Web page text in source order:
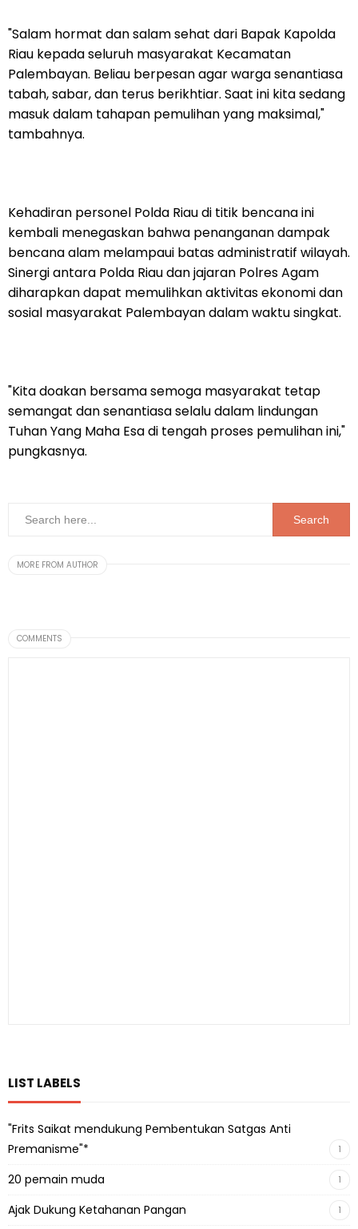
"Salam hormat dan salam sehat dari Bapak Kapolda
Riau kepada seluruh masyarakat Kecamatan
Palembayan. Beliau berpesan agar warga senantiasa
tabah, sabar, dan terus berikhtiar. Saat ini kita sedang
masuk dalam tahapan pemulihan yang maksimal,"
tambahnya.
Kehadiran personel Polda Riau di titik bencana ini
kembali menegaskan bahwa penanganan dampak
bencana alam melampaui batas administratif wilayah.
Sinergi antara Polda Riau dan jajaran Polres Agam
diharapkan dapat memulihkan aktivitas ekonomi dan
sosial masyarakat Palembayan dalam waktu singkat.
"Kita doakan bersama semoga masyarakat tetap
semangat dan senantiasa selalu dalam lindungan
Tuhan Yang Maha Esa di tengah proses pemulihan ini,"
pungkasnya.
MORE FROM AUTHOR
COMMENTS
LIST LABELS
"Frits Saikat mendukung Pembentukan Satgas Anti
Premanisme"*
1
20 pemain muda 1
Ajak Dukung Ketahanan Pangan 1